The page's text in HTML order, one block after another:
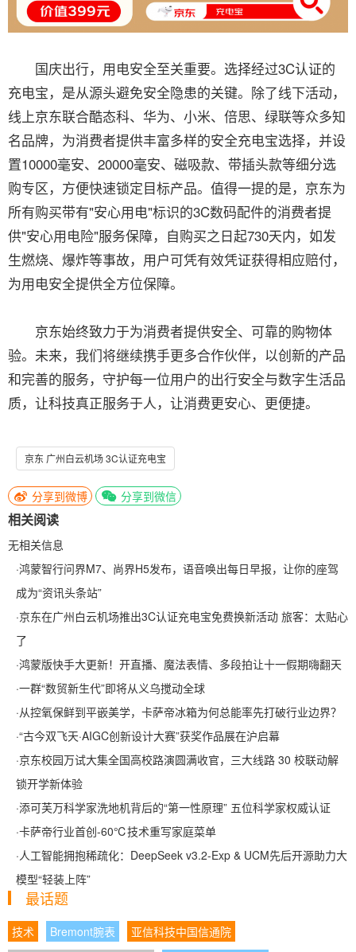
国庆出行，用电安全至关重要。选择经过3C认证的
充电宝，是从源头避免安全隐患的关键。除了线下活动，
线上京东联合酷态科、华为、小米、倍思、绿联等众多知
名品牌，为消费者提供丰富多样的安全充电宝选择，并设
置10000毫安、20000毫安、磁吸款、带插头款等细分选
购专区，方便快速锁定目标产品。值得一提的是，京东为
所有购买带有"安心用电"标识的3C数码配件的消费者提
供"安心用电险"服务保障，自购买之日起730天内，如发
生燃烧、爆炸等事故，用户可凭有效凭证获得相应赔付，
为用电安全提供全方位保障。
京东始终致力于为消费者提供安全、可靠的购物体
验。未来，我们将继续携手更多合作伙伴，以创新的产品
和完善的服务，守护每一位用户的出行安全与数字生活品
质，让科技真正服务于人，让消费更安心、更便捷。
京东 广州白云机场 3C认证充电宝
分享到微博 分享到微信
相关阅读
无相关信息
·鸿蒙智行问界M7、尚界H5发布，语音唤出每日早报，让你的座驾
成为“资讯头条站”
·京东在广州白云机场推出3C认证充电宝免费换新活动 旅客：太贴心
了
·鸿蒙版快手大更新！开直播、魔法表情、多段拍让十一假期嗨翻天
·一群“数贸新生代”即将从义乌搅动全球
·从控氧保鲜到平嵌美学，卡萨帝冰箱为何总能率先打破行业边界？
·“古今双飞天·AIGC创新设计大赛”获奖作品展在沪启幕
·京东校园万试大集全国高校路演圆满收官，三大线路 30 校联动解
锁开学新体验
·添可芙万科学家洗地机背后的“第一性原理” 五位科学家权威认证
·卡萨帝行业首创-60℃技术重写家庭菜单
·人工智能拥抱稀疏化：DeepSeek v3.2-Exp & UCM先后开源助力大
模型“轻装上阵”
最话题
技术 Bremont腕表
亚信科技中国信通院